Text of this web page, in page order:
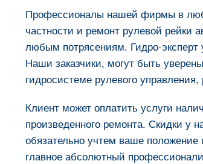
Профессионалы нашей фирмы в
частности и ремонт рулевой
любым потрясениям. Гидро-
Наши заказчики, могут быть
гидросистеме рулевого
Клиент может оплатить услуги
произведенного ремонта. Скидки у
обязательно учтем ваше положение
главное абсолютный